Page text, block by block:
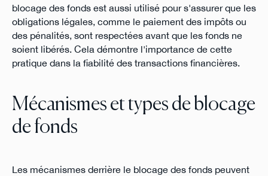
blocage des fonds est aussi utilisé pour s'assurer que les
obligations légales, comme le paiement des impôts ou
des pénalités, sont respectées avant que les fonds ne
soient libérés. Cela démontre l'importance de cette
pratique dans la fiabilité des transactions financières.
Mécanismes et types de blocage
de fonds
Les mécanismes derrière le blocage des fonds peuvent